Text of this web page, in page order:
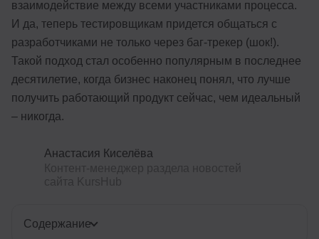
взаимодействие между всеми участниками процесса.
И да, теперь тестировщикам придется общаться с
разработчиками не только через баг-трекер (шок!).
Такой подход стал особенно популярным в последнее
десятилетие, когда бизнес наконец понял, что лучше
получить работающий продукт сейчас, чем идеальный
– никогда.
Анастасия Киселёва
Содержание